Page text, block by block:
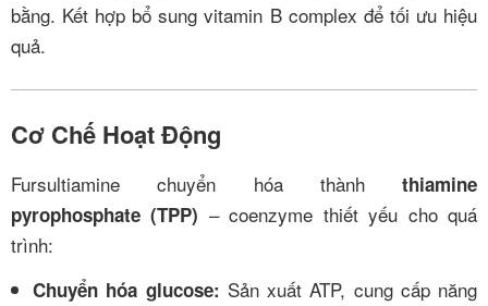
bằng. Kết hợp bổ sung vitamin B complex để tối ưu hiệu
quả.
Cơ Chế Hoạt Động
Fursultiamine chuyển hóa thành thiamine
pyrophosphate (TPP) – coenzyme thiết yếu cho quá
trình:
Chuyển hóa glucose: Sản xuất ATP, cung cấp năng